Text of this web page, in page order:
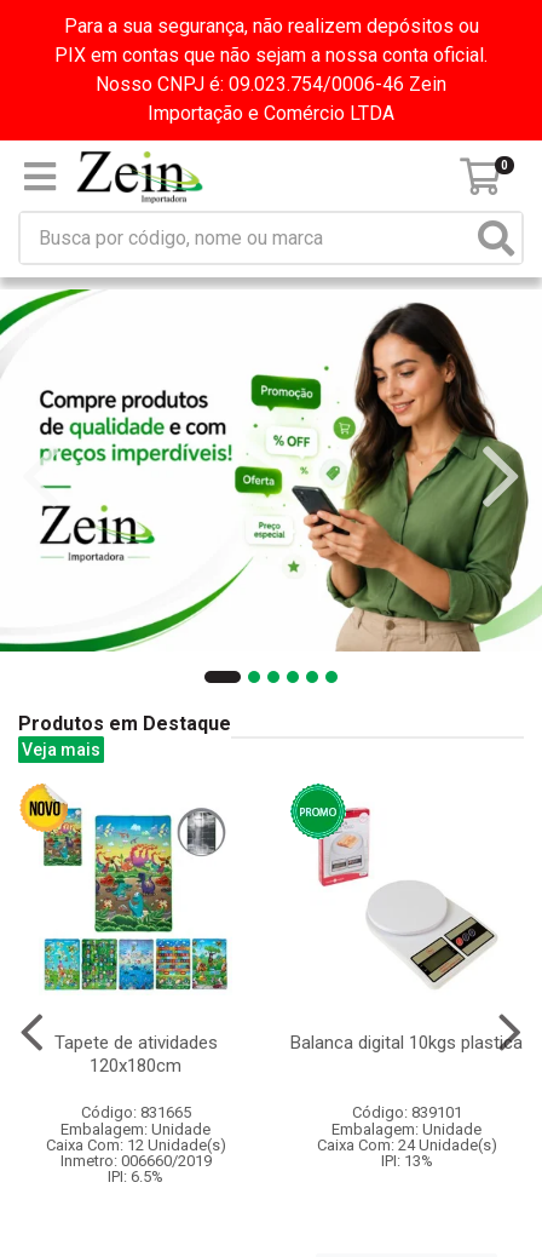
Para a sua segurança, não realizem depósitos ou
PIX em contas que não sejam a nossa conta oficial.
Nosso CNPJ é: 09.023.754/0006-46 Zein
Importação e Comércio LTDA
0
Produtos em Destaque
Veja mais
Tapete de atividades
120x180cm
Código: 831665
Embalagem: Unidade
Caixa Com: 12 Unidade(s)
Inmetro: 006660/2019
IPI: 6.5%
Balanca digital 10kgs plastica
Código: 839101
Embalagem: Unidade
Caixa Com: 24 Unidade(s)
IPI: 13%